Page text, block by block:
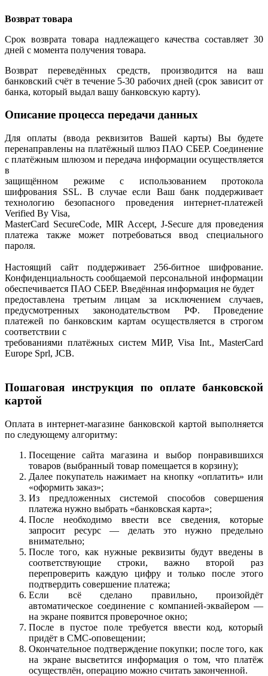
Возврат товара
Срок возврата товара надлежащего качества составляет 30
дней с момента получения товара.
Возврат переведённых средств, производится на ваш
банковский счёт в течение 5-30 рабочих дней (срок зависит от
банка, который выдал вашу банковскую карту).
Описание процесса передачи данных
Для оплаты (ввода реквизитов Вашей карты) Вы будете
перенаправлены на платёжный шлюз ПАО СБЕР. Соединение
с платёжным шлюзом и передача информации осуществляется
в
защищённом режиме с использованием протокола
шифрования SSL. В случае если Ваш банк поддерживает
технологию безопасного проведения интернет-платежей
Verified By Visa,
MasterCard SecureCode, MIR Accept, J-Secure для проведения
платежа также может потребоваться ввод специального
пароля.
Настоящий сайт поддерживает 256-битное шифрование.
Конфиденциальность сообщаемой персональной информации
обеспечивается ПАО СБЕР. Введённая информация не будет
предоставлена третьим лицам за исключением случаев,
предусмотренных законодательством РФ. Проведение
платежей по банковским картам осуществляется в строгом
соответствии с
требованиями платёжных систем МИР, Visa Int., MasterCard
Europe Sprl, JCB.
Пошаговая инструкция по оплате банковской
картой
Оплата в интернет-магазине банковской картой выполняется
по следующему алгоритму:
Посещение сайта магазина и выбор понравившихся
товаров (выбранный товар помещается в корзину);
Далее покупатель нажимает на кнопку «оплатить» или
«оформить заказ»;
Из предложенных системой способов совершения
платежа нужно выбрать «банковская карта»;
После необходимо ввести все сведения, которые
запросит ресурс — делать это нужно предельно
внимательно;
После того, как нужные реквизиты будут введены в
соответствующие строки, важно второй раз
перепроверить каждую цифру и только после этого
подтвердить совершение платежа;
Если всё сделано правильно, произойдёт
автоматическое соединение с компанией-эквайером —
на экране появится проверочное окно;
После в пустое поле требуется ввести код, который
придёт в СМС-оповещении;
Окончательное подтверждение покупки; после того, как
на экране высветится информация о том, что платёж
осуществлён, операцию можно считать законченной.